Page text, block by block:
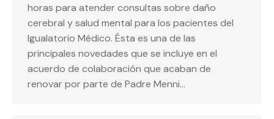
horas para atender consultas sobre daño
cerebral y salud mental para los pacientes del
Igualatorio Médico. Ésta es una de las
principales novedades que se incluye en el
acuerdo de colaboración que acaban de
renovar por parte de Padre Menni…